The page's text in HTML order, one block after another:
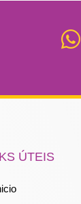
ÚTEIS